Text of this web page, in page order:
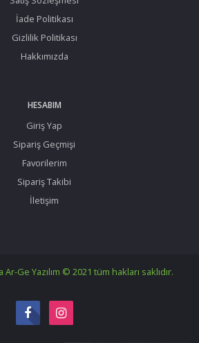
İade Politikası
Gizlilik Politikası
Hakkımızda
HESABIM
Giriş Yap
Sipariş Geçmişi
Favorilerim
Sipariş Takibi
İletişim
Ge Yazılım © 2021 tüm hakları saklıdır.